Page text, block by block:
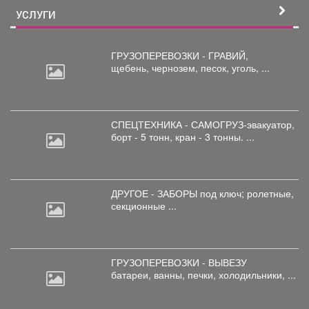
УСЛУГИ
ГРУЗОПЕРЕВОЗКИ - ГРАВИЙ,
щебень, чернозем, песок, уголь, ...
СПЕЦТЕХНИКА - САМОГРУЗ-эвакуатор,
борт - 5 тонн, кран - 3 тонны. ...
ДРУГОЕ - ЗАБОРЫ под ключ; ролетные,
секционные ...
ГРУЗОПЕРЕВОЗКИ - ВЫВЕЗУ
батареи, ванны, печки, холодильники, ...